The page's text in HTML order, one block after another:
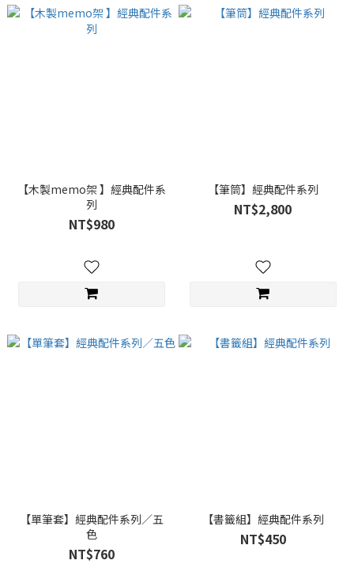
【木製memo架 】經典配件系
列
NT$980
【筆筒】經典配件系列
NT$2,800
【單筆套】經典配件系列／五
色
NT$760
【書籤組】經典配件系列
NT$450